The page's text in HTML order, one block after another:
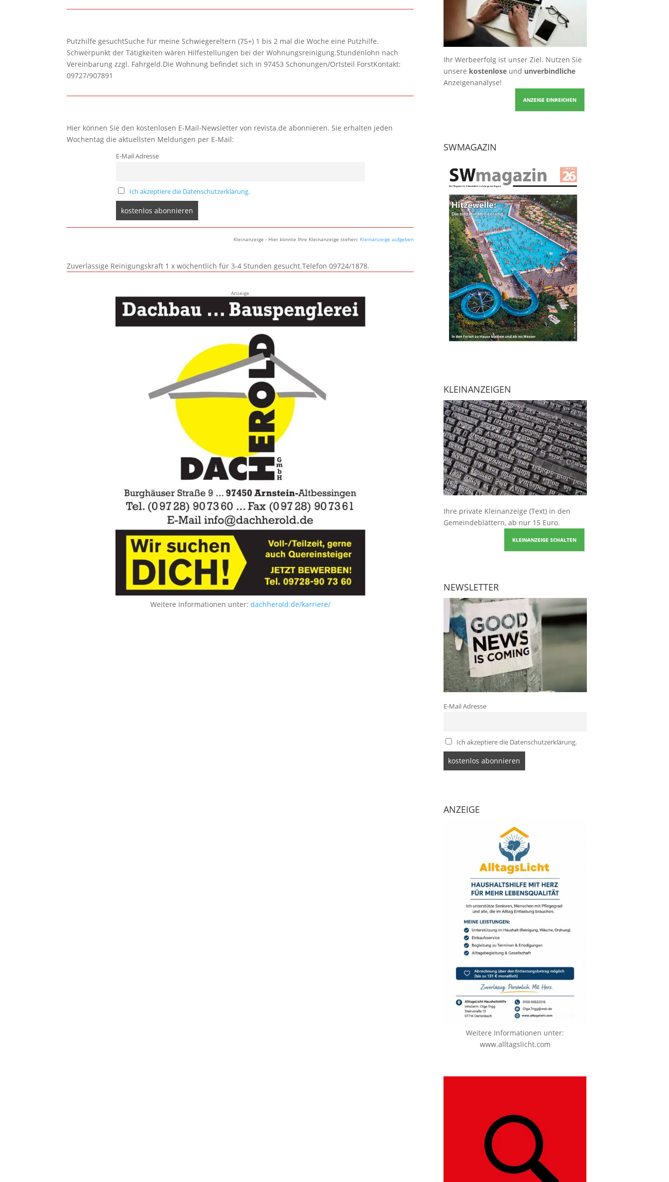
Putzhilfe gesuchtSuche für meine Schwiegereltern (75+) 1 bis 2 mal die Woche eine Putzhilfe.
Schwerpunkt der Tätigkeiten wären Hilfestellungen bei der Wohnungsreinigung.Stundenlohn nach
Vereinbarung zzgl. Fahrgeld.Die Wohnung befindet sich in 97453 Schonungen/Ortsteil ForstKontakt:
09727/907891
Hier können Sie den kostenlosen E-Mail-Newsletter von revista.de abonnieren. Sie erhalten jeden
Wochentag die aktuellsten Meldungen per E-Mail:
E-Mail Adresse
Ich akzeptiere die Datenschutzerklärung.
Kleinanzeige - Hier könnte Ihre Kleinanzeige stehen: Kleinanzeige aufgeben
Zuverlässige Reinigungskraft 1 x wöchentlich für 3-4 Stunden gesucht.Telefon 09724/1878.
Anzeige
Weitere Informationen unter: dachherold.de/karriere/
Ihr Werbeerfolg ist unser Ziel. Nutzen Sie
unsere kostenloseund unverbindliche
Anzeigenanalyse!
ANZEIGE EINREICHEN
SWMAGAZIN
KLEINANZEIGEN
Ihre private Kleinanzeige (Text) in den
Gemeindeblättern, ab nur 15 Euro.
KLEINANZEIGE SCHALTEN
NEWSLETTER
E-Mail Adresse
Ich akzeptiere die Datenschutzerklärung.
ANZEIGE
Weitere Informationen unter:
www.alltagslicht.com